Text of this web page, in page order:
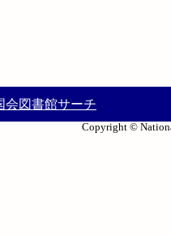
会図書館サーチ
Copyright ©